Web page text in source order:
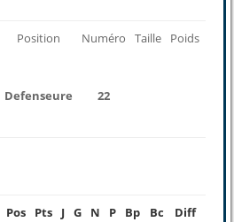
Position Numéro Taille Poids
Defenseure 22
Pos Pts J G N P Bp Bc Diff